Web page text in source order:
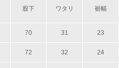
股下 ワタリ 裾幅
70 31 23
72 32 24